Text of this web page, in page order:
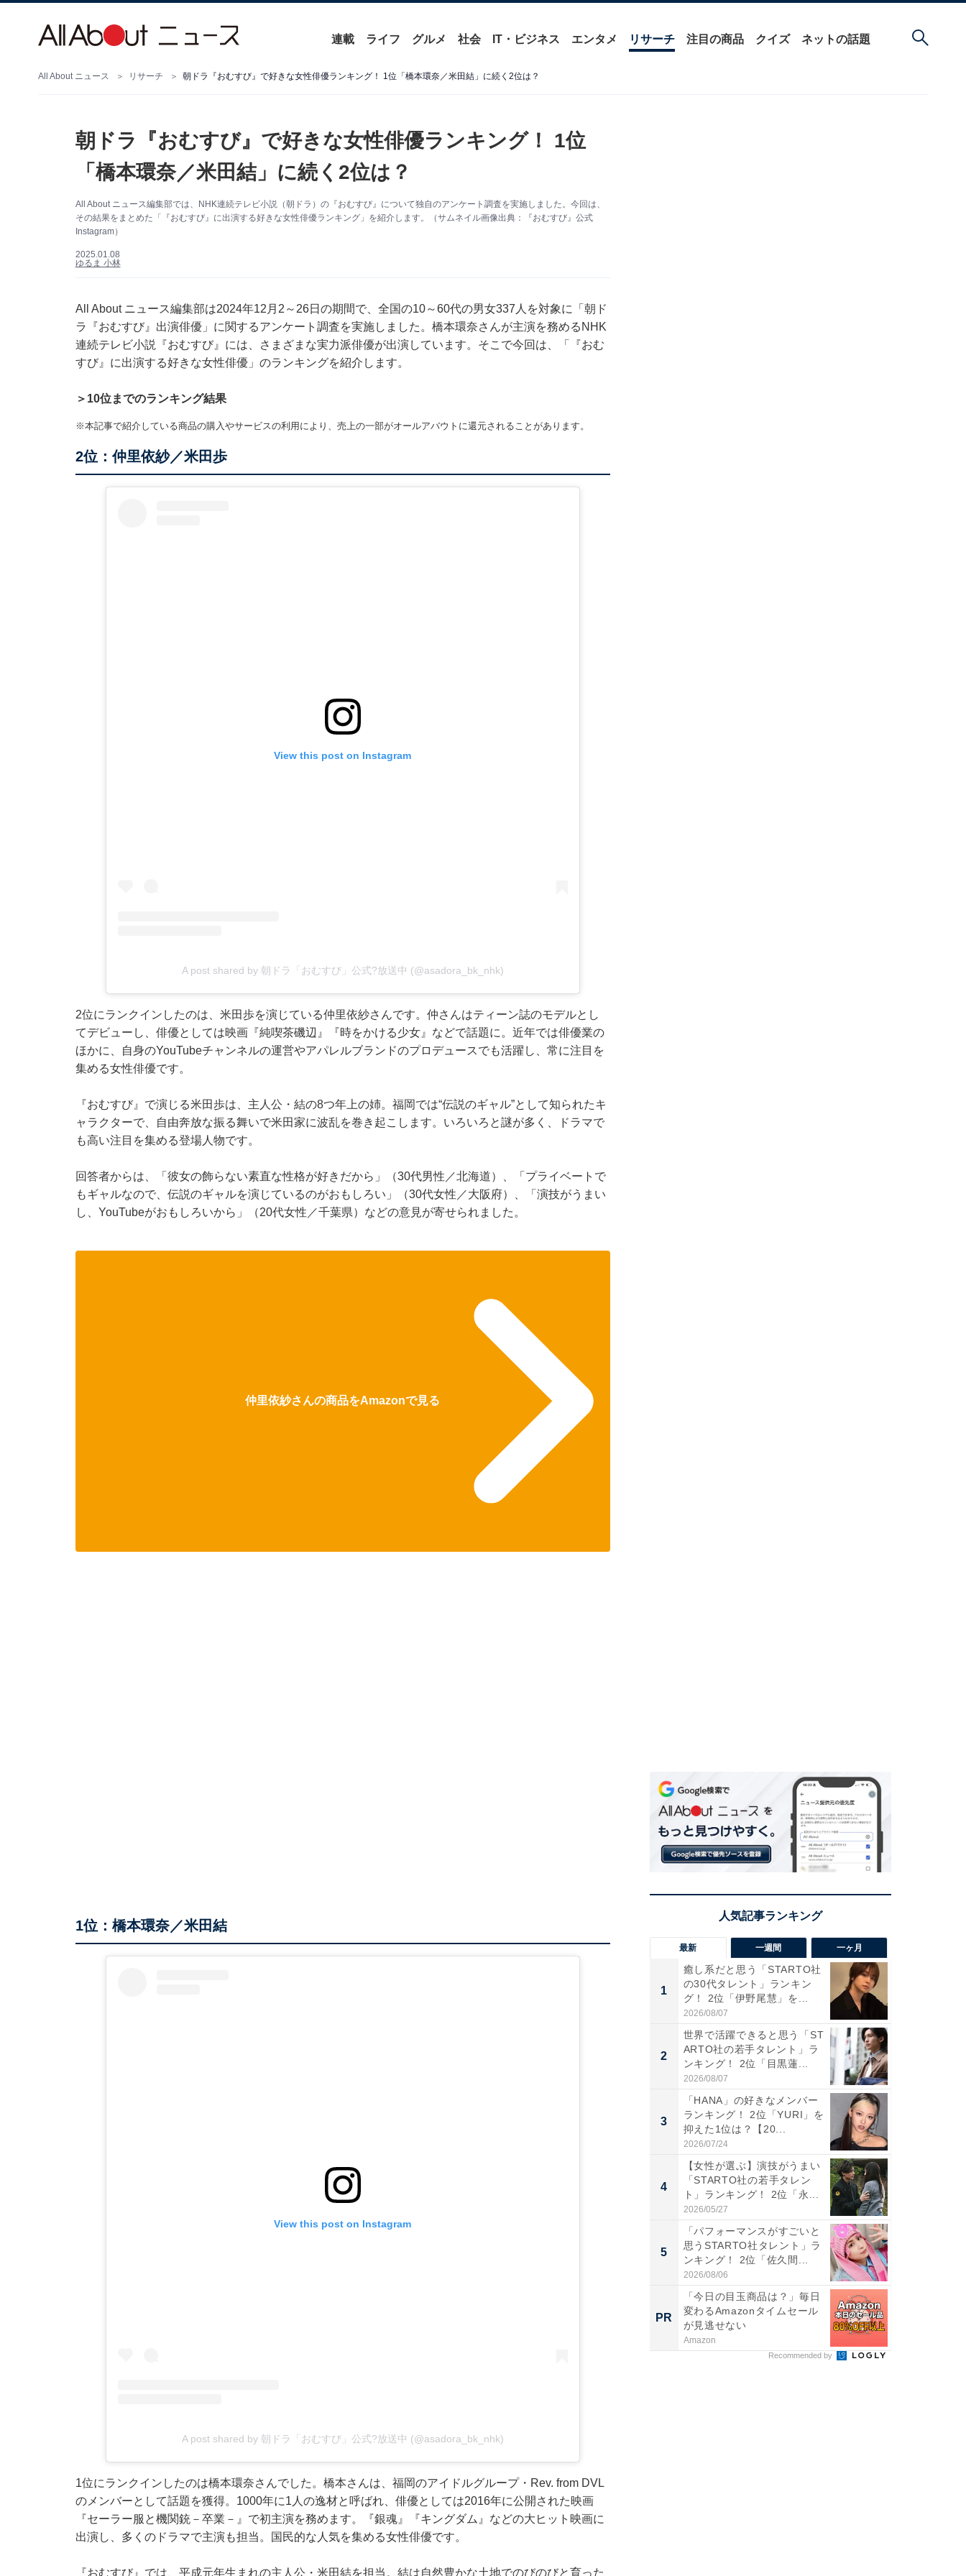
連載 ライフ グルメ 社会 IT・ビジネス エンタメ リサーチ 注目の商品 クイズ ネットの話題
All About ニュース リサーチ 朝ドラ『おむすび』で好きな女性俳優ランキング！ 1位「橋本環奈／米田結」に続く2位は？
朝ドラ『おむすび』で好きな女性俳優ランキング！ 1位
「橋本環奈／米田結」に続く2位は？
All About ニュース編集部では、NHK連続テレビ小説（朝ドラ）の『おむすび』について独自のアンケート調査を実施しました。今回は、
その結果をまとめた「『おむすび』に出演する好きな女性俳優ランキング」を紹介します。（サムネイル画像出典：『おむすび』公式
Instagram）
2025.01.08
ゆるま 小林
All About ニュース編集部は2024年12月2～26日の期間で、全国の10～60代の男女337人を対象に「朝ド
ラ『おむすび』出演俳優」に関するアンケート調査を実施しました。橋本環奈さんが主演を務めるNHK
連続テレビ小説『おむすび』には、さまざまな実力派俳優が出演しています。そこで今回は、「『おむ
すび』に出演する好きな女性俳優」のランキングを紹介します。
＞10位までのランキング結果
※本記事で紹介している商品の購入やサービスの利用により、売上の一部がオールアバウトに還元されることがあります。
2位：仲里依紗／米田歩
View this post on Instagram
A post shared by 朝ドラ「おむすび」公式?放送中 (@asadora_bk_nhk)
2位にランクインしたのは、米田歩を演じている仲里依紗さんです。仲さんはティーン誌のモデルとし
てデビューし、俳優としては映画『純喫茶磯辺』『時をかける少女』などで話題に。近年では俳優業の
ほかに、自身のYouTubeチャンネルの運営やアパレルブランドのプロデュースでも活躍し、常に注目を
集める女性俳優です。
『おむすび』で演じる米田歩は、主人公・結の8つ年上の姉。福岡では“伝説のギャル”として知られたキ
ャラクターで、自由奔放な振る舞いで米田家に波乱を巻き起こします。いろいろと謎が多く、ドラマで
も高い注目を集める登場人物です。
回答者からは、「彼女の飾らない素直な性格が好きだから」（30代男性／北海道）、「プライベートで
もギャルなので、伝説のギャルを演じているのがおもしろい」（30代女性／大阪府）、「演技がうまい
し、YouTubeがおもしろいから」（20代女性／千葉県）などの意見が寄せられました。
仲里依紗さんの商品をAmazonで見る
1位：橋本環奈／米田結
View this post on Instagram
A post shared by 朝ドラ「おむすび」公式?放送中 (@asadora_bk_nhk)
1位にランクインしたのは橋本環奈さんでした。橋本さんは、福岡のアイドルグループ・Rev. from DVL
のメンバーとして話題を獲得。1000年に1人の逸材と呼ばれ、俳優としては2016年に公開された映画
『セーラー服と機関銃－卒業－』で初主演を務めます。『銀魂』『キングダム』などの大ヒット映画に
出演し、多くのドラマで主演も担当。国民的な人気を集める女性俳優です。
『おむすび』では、平成元年生まれの主人公・米田結を担当。結は自然豊かな土地でのびのびと育った
最新 一週間 一ヶ月
1
癒し系だと思う「STARTO社
の30代タレント」ランキン
グ！ 2位「伊野尾慧」を...
2026/08/07
2
世界で活躍できると思う「ST
ARTO社の若手タレント」ラ
ンキング！ 2位「目黒蓮...
2026/08/07
3
「HANA」の好きなメンバー
ランキング！ 2位「YURI」を
抑えた1位は？【20...
2026/07/24
4
【女性が選ぶ】演技がうまい
「STARTO社の若手タレン
ト」ランキング！ 2位「永...
2026/05/27
5
「パフォーマンスがすごいと
思うSTARTO社タレント」ラ
ンキング！ 2位「佐久間...
2026/08/06
PR
「今日の目玉商品は？」毎日
変わるAmazonタイムセール
が見逃せない
Amazon
Recommended by